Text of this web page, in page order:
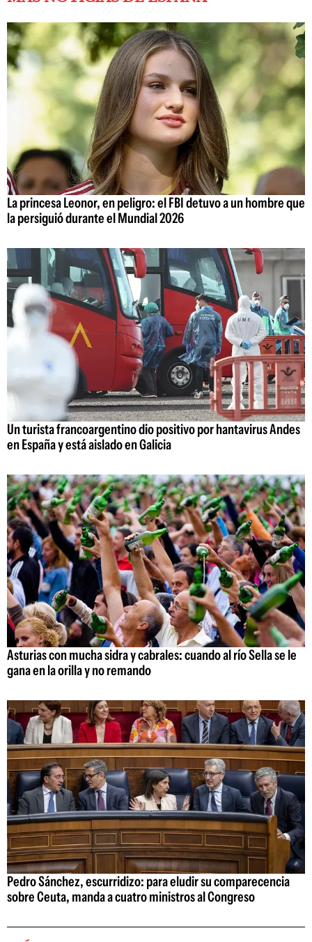
La princesa Leonor, en peligro: el FBI detuvo a un hombre que
la persiguió durante el Mundial 2026
Un turista francoargentino dio positivo por hantavirus Andes
en España y está aislado en Galicia
Asturias con mucha sidra y cabrales: cuando al río Sella se le
gana en la orilla y no remando
Pedro Sánchez, escurridizo: para eludir su comparecencia
sobre Ceuta, manda a cuatro ministros al Congreso